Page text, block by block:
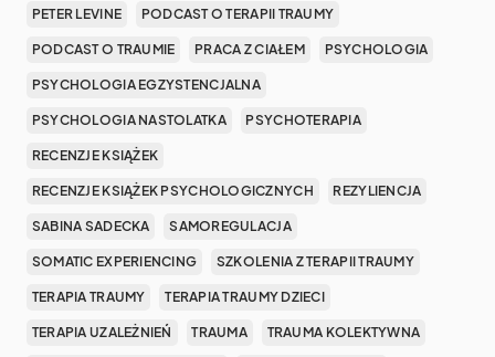
PETER LEVINE PODCAST O TERAPII TRAUMY
PODCAST O TRAUMIE PRACA Z CIAŁEM PSYCHOLOGIA
PSYCHOLOGIA EGZYSTENCJALNA
PSYCHOLOGIA NASTOLATKA PSYCHOTERAPIA
RECENZJE KSIĄŻEK
RECENZJE KSIĄŻEK PSYCHOLOGICZNYCH REZYLIENCJA
SABINA SADECKA SAMOREGULACJA
SOMATIC EXPERIENCING SZKOLENIA Z TERAPII TRAUMY
TERAPIA TRAUMY TERAPIA TRAUMY DZIECI
TERAPIA UZALEŻNIEŃ TRAUMA TRAUMA KOLEKTYWNA